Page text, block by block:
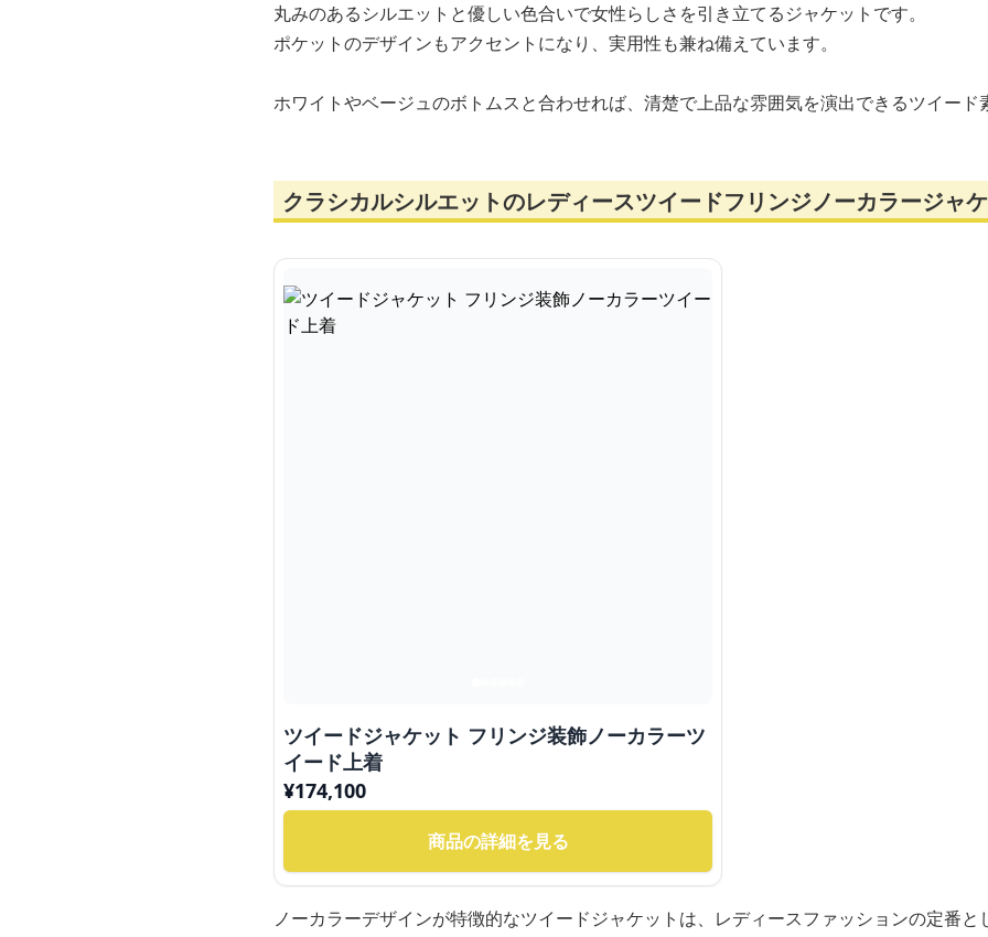
丸みのあるシルエットと優しい色合いで女性らしさを引き立てるジャケットです。
ポケットのデザインもアクセントになり、実用性も兼ね備えています。
ホワイトやベージュのボトムスと合わせれば、清楚で上品な雰囲気を演出できるツイード
クラシカルシルエットのレディースツイードフリンジノーカラージャ
ツイードジャケット フリンジ装飾ノーカラーツ
イード上着
¥174,100
商品の詳細を見る
ノーカラーデザインが特徴的なツイードジャケットは、レディースファッションの定番と